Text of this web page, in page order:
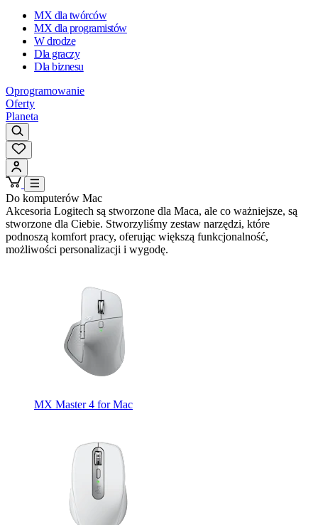
MX dla twórców
MX dla programistów
W drodze
Dla graczy
Dla biznesu
Oprogramowanie
Oferty
Planeta
Do komputerów Mac
Akcesoria Logitech są stworzone dla Maca, ale co ważniejsze, są
stworzone dla Ciebie. Stworzyliśmy zestaw narzędzi, które
podnoszą komfort pracy, oferując większą funkcjonalność,
możliwości personalizacji i wygodę.
MX Master 4 for Mac